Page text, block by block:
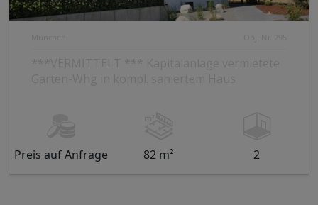
Preis auf Anfrage 82 m² 2